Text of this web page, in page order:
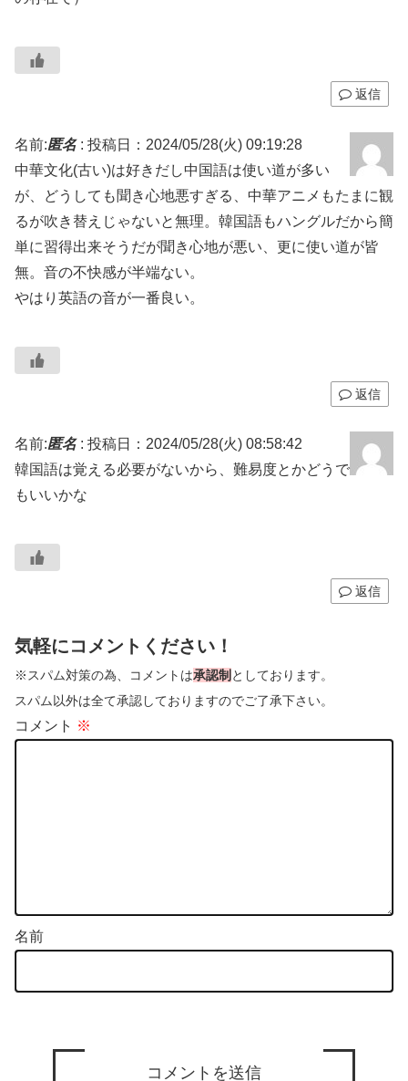
返信
名前:匿名: 投稿日：2024/05/28(火) 09:19:28
中華文化(古い)は好きだし中国語は使い道が多い
が、どうしても聞き心地悪すぎる、中華アニメもたまに観
るが吹き替えじゃないと無理。韓国語もハングルだから簡
単に習得出来そうだが聞き心地が悪い、更に使い道が皆
無。音の不快感が半端ない。
やはり英語の音が一番良い。
返信
名前:匿名: 投稿日：2024/05/28(火) 08:58:42
韓国語は覚える必要がないから、難易度とかどうで
もいいかな
返信
気軽にコメントください！
※スパム対策の為、コメントは承認制 としております。
スパム以外は全て承認しておりますのでご了承下さい。
コメント ※
名前